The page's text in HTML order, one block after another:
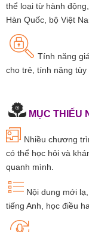
thể loại từ hành
Hàn Quốc, bộ Việt
Tính năng
cho trẻ, tính năng
MỤC THIẾU
Nhiều chương
có thể học hỏi và
quanh mình.
Nội dung mới
tiếng Anh, học điều